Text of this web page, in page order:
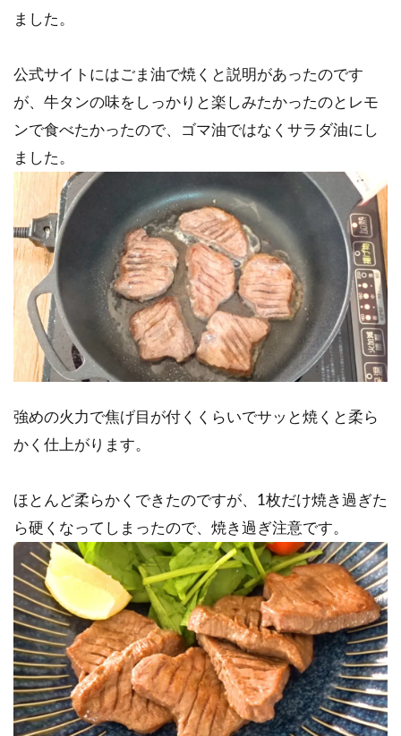
ました。
公式サイトにはごま油で焼くと説明があったのです
が、牛タンの味をしっかりと楽しみたかったのとレモ
ンで食べたかったので、ゴマ油ではなくサラダ油にし
ました。
強めの火力で焦げ目が付くくらいでサッと焼くと柔ら
かく仕上がります。
ほとんど柔らかくできたのですが、1枚だけ焼き過ぎた
ら硬くなってしまったので、焼き過ぎ注意です。